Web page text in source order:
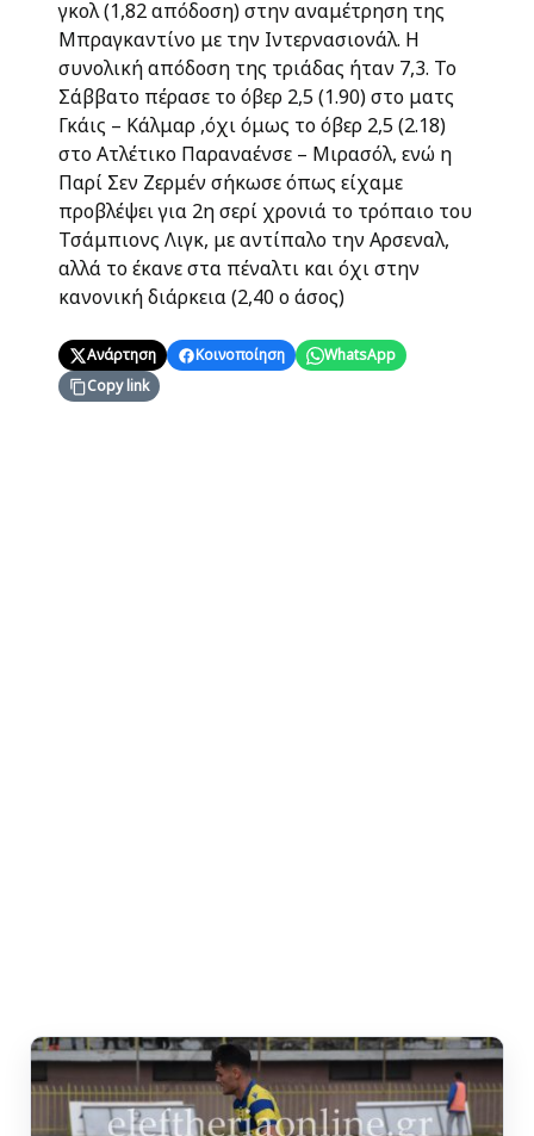
γκολ (1,82 απόδοση) στην αναμέτρηση της
Μπραγκαντίνο με την Ιντερνασιονάλ. Η
συνολική απόδοση της τριάδας ήταν 7,3. Το
Σάββατο πέρασε το όβερ 2,5 (1.90) στο ματς
Γκάις – Κάλμαρ ,όχι όμως το όβερ 2,5 (2.18)
στο Ατλέτικο Παραναένσε – Μιρασόλ, ενώ η
Παρί Σεν Ζερμέν σήκωσε όπως είχαμε
προβλέψει για 2η σερί χρονιά το τρόπαιο του
Τσάμπιονς Λιγκ, με αντίπαλο την Αρσεναλ,
αλλά το έκανε στα πέναλτι και όχι στην
κανονική διάρκεια (2,40 ο άσος)
Ανάρτηση Κοινοποίηση
WhatsApp
Copy link